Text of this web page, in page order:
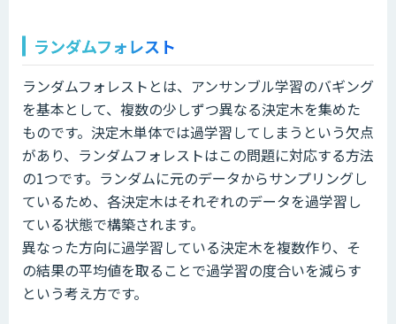
ランダムフォレスト
ランダムフォレストとは、アンサンブル学習のバギング
を基本として、複数の少しずつ異なる決定木を集めた
ものです。決定木単体では過学習してしまうという欠点
があり、ランダムフォレストはこの問題に対応する方法
の1つです。ランダムに元のデータからサンプリングし
ているため、各決定木はそれぞれのデータを過学習し
ている状態で構築されます。
異なった方向に過学習している決定木を複数作り、そ
の結果の平均値を取ることで過学習の度合いを減らす
という考え方です。